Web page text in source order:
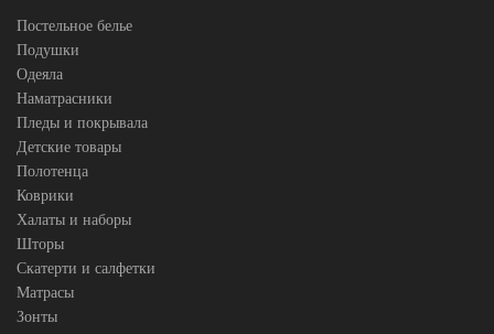
Постельное белье
Подушки
Одеяла
Наматрасники
Пледы и покрывала
Детские товары
Полотенца
Коврики
Халаты и наборы
Шторы
Скатерти и салфетки
Матрасы
Зонты